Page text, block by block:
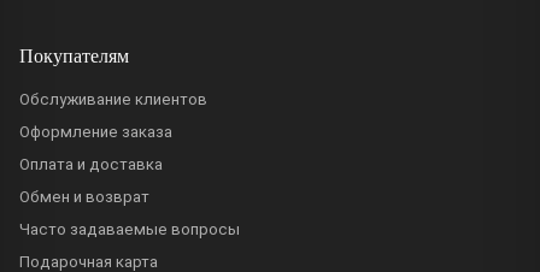
Покупателям
Обслуживание клиентов
Оформление заказа
Оплата и доставка
Обмен и возврат
Часто задаваемые вопросы
Подарочная карта